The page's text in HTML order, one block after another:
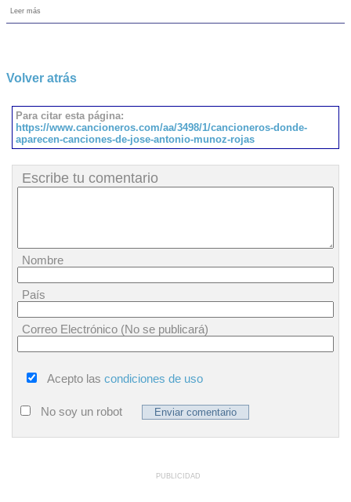
Leer más
Volver atrás
Para citar esta página:
https://www.cancioneros.com/aa/3498/1/cancioneros-donde-
aparecen-canciones-de-jose-antonio-munoz-rojas
Escribe tu comentario
Nombre
País
Correo Electrónico (No se publicará)
Acepto las condiciones de uso
No soy un robot
PUBLICIDAD